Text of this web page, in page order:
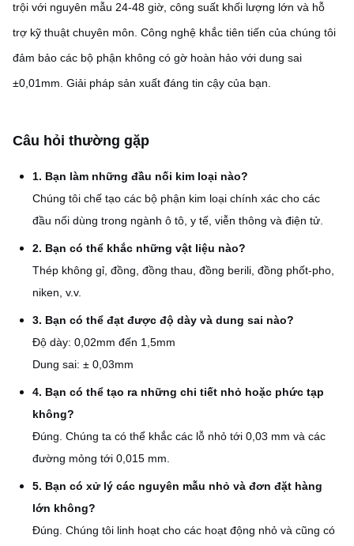
trội với nguyên mẫu 24-48 giờ, công suất khối lượng lớn và hỗ
trợ kỹ thuật chuyên môn. Công nghệ khắc tiên tiến của chúng tôi
đảm bảo các bộ phận không có gờ hoàn hảo với dung sai
±0,01mm. Giải pháp sản xuất đáng tin cậy của bạn.
Câu hỏi thường gặp
1. Bạn làm những đầu nối kim loại nào?
Chúng tôi chế tạo các bộ phận kim loại chính xác cho các
đầu nối dùng trong ngành ô tô, y tế, viễn thông và điện tử.
2. Bạn có thể khắc những vật liệu nào?
Thép không gỉ, đồng, đồng thau, đồng berili, đồng phốt-pho,
niken, v.v.
3. Bạn có thể đạt được độ dày và dung sai nào?
Độ dày: 0,02mm đến 1,5mm
Dung sai: ± 0,03mm
4. Bạn có thể tạo ra những chi tiết nhỏ hoặc phức tạp
không?
Đúng. Chúng ta có thể khắc các lỗ nhỏ tới 0,03 mm và các
đường mỏng tới 0,015 mm.
5. Bạn có xử lý các nguyên mẫu nhỏ và đơn đặt hàng
lớn không?
Đúng. Chúng tôi linh hoạt cho các hoạt động nhỏ và cũng có